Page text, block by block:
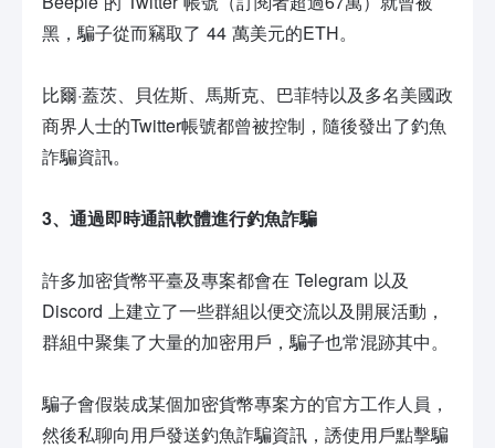
黑，騙子從而竊取了 44 萬美元的ETH。
比爾·蓋茨、貝佐斯、馬斯克、巴菲特以及多名美國政
商界人士的Twitter帳號都曾被控制，隨後發出了釣魚
詐騙資訊。
3、通過即時通訊軟體進行釣魚詐騙
許多加密貨幣平臺及專案都會在 Telegram 以及
Discord 上建立了一些群組以便交流以及開展活動，
群組中聚集了大量的加密用戶，騙子也常混跡其中。
騙子會假裝成某個加密貨幣專案方的官方工作人員，
然後私聊向用戶發送釣魚詐騙資訊，誘使用戶點擊騙